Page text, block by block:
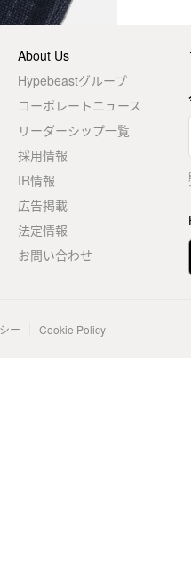
About Us
Hypebeastグループ
コーポレートニュース
リーダーシップ一覧
採用情報
IR情報
広告掲載
法定情報
お問い合わせ
ー Cookie Policy